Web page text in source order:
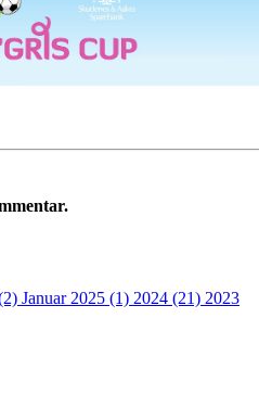
Januar 2025 (1) 2024 (21) 2023